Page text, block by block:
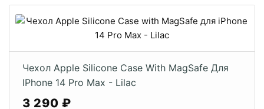
Чехол Apple Silicone Case With MagSafe Для
IPhone 14 Pro Max - Lilac
3 290 ₽